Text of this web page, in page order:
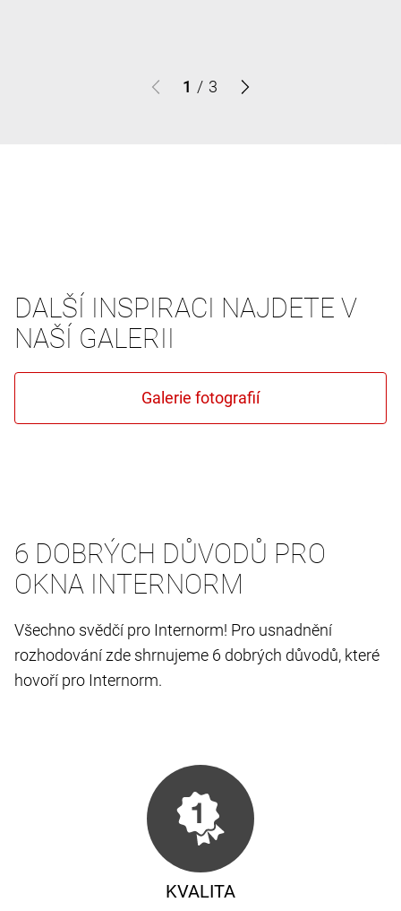
1 / 3
DALŠÍ INSPIRACI NAJDETE V
NAŠÍ GALERII
6 DOBRÝCH DŮVODŮ PRO
OKNA INTERNORM
Všechno svědčí pro Internorm! Pro usnadnění
rozhodování zde shrnujeme 6 dobrých důvodů, které
hovoří pro Internorm.
KVALITA